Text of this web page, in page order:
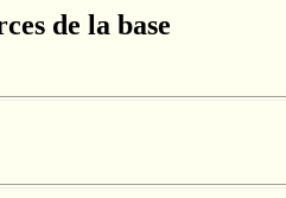
de la base